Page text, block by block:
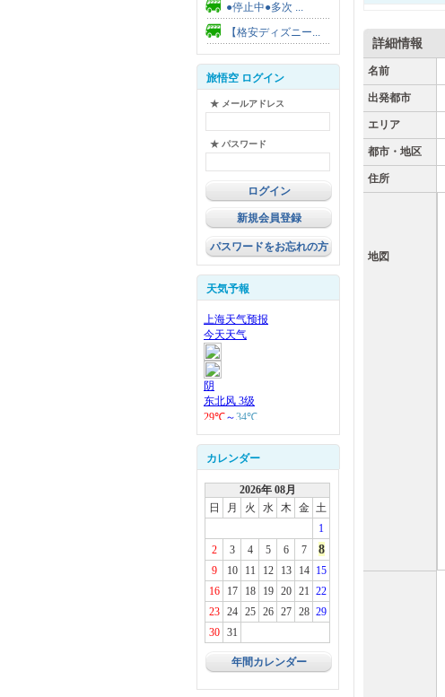
●停止中●多次 ...
【格安ディズニー...
旅悟空 ログイン
★ メールアドレス
★ パスワード
新規会員登録
パスワードをお忘れの方
天気予報
カレンダー
2026年 08月
日
月 火 水 木 金 土
1
2
3 4 5 6 7 8
9 10 11 12 13 14
15
16
17 18 19 20 21 22
23
24 25 26 27 28 29
30
31
年間カレンダー
詳細情報
名前
出発都市
エリア
都市・地区
住所
地図